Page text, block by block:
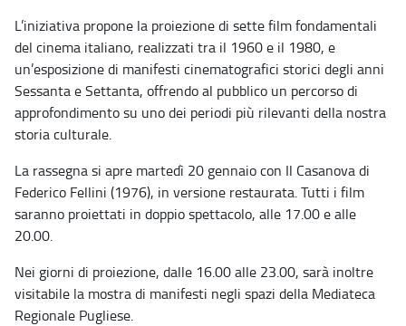
L’iniziativa propone la proiezione di sette film fondamentali
del cinema italiano, realizzati tra il 1960 e il 1980, e
un’esposizione di manifesti cinematografici storici degli anni
Sessanta e Settanta, offrendo al pubblico un percorso di
approfondimento su uno dei periodi più rilevanti della nostra
storia culturale.
La rassegna si apre martedì 20 gennaio con Il Casanova di
Federico Fellini (1976), in versione restaurata. Tutti i film
saranno proiettati in doppio spettacolo, alle 17.00 e alle
20.00.
Nei giorni di proiezione, dalle 16.00 alle 23.00, sarà inoltre
visitabile la mostra di manifesti negli spazi della Mediateca
Regionale Pugliese.